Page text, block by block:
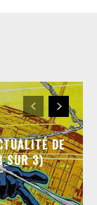
DE
SUR 3)